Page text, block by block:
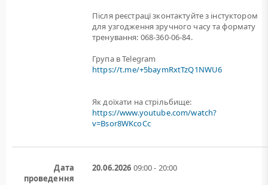
Після реєстрацї зконтактуйте з інстуктором
для узгодження зручного часу та формату
тренування: 068-360-06-84.
Група в Telegram
https://t.me/+5baymRxtTzQ1NWU6
Як доїхати на стрільбище:
https://www.youtube.com/watch?
v=Bsor8WKcoCc
Дата
проведення
20.06.2026 09:00 - 20:00